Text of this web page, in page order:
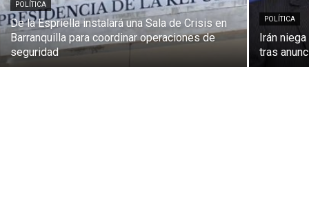
POLÍTICA
De la Espriella instalará una Sala de Crisis en
Barranquilla para coordinar operaciones de
seguridad
POLÍTICA
Irán
tras